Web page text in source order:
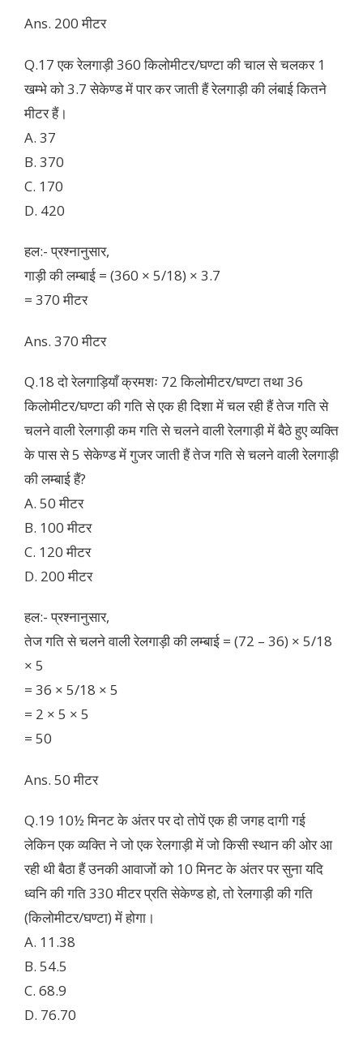
Ans. 200 मीटर
Q.17 एक रेलगाड़ी 360 किलोमीटर/घण्टा की चाल से चलकर 1
खम्भे को 3.7 सेकेण्ड में पार कर जाती हैं रेलगाड़ी की लंबाई कितने
मीटर हैं।
A. 37
B. 370
C. 170
D. 420
हल:- प्रश्नानुसार,
गाड़ी की लम्बाई = (360 × 5/18) × 3.7
= 370 मीटर
Ans. 370 मीटर
Q.18 दो रेलगाड़ियाँ क्रमशः 72 किलोमीटर/घण्टा तथा 36
किलोमीटर/घण्टा की गति से एक ही दिशा में चल रही हैं तेज गति से
चलने वाली रेलगाड़ी कम गति से चलने वाली रेलगाड़ी में बैठे हुए व्यक्ति
के पास से 5 सेकेण्ड में गुजर जाती हैं तेज गति से चलने वाली रेलगाड़ी
की लम्बाई हैं?
A. 50 मीटर
B. 100 मीटर
C. 120 मीटर
D. 200 मीटर
हल:- प्रश्नानुसार,
तेज गति से चलने वाली रेलगाड़ी की लम्बाई = (72 – 36) × 5/18
× 5
= 36 × 5/18 × 5
= 2 × 5 × 5
= 50
Ans. 50 मीटर
Q.19 10½ मिनट के अंतर पर दो तोपें एक ही जगह दागी गई
लेकिन एक व्यक्ति ने जो एक रेलगाड़ी में जो किसी स्थान की ओर आ
रही थी बैठा हैं उनकी आवाजों को 10 मिनट के अंतर पर सुना यदि
ध्वनि की गति 330 मीटर प्रति सेकेण्ड हो, तो रेलगाड़ी की गति
(किलोमीटर/घण्टा) में होगा।
A. 11.38
B. 54.5
C. 68.9
D. 76.70